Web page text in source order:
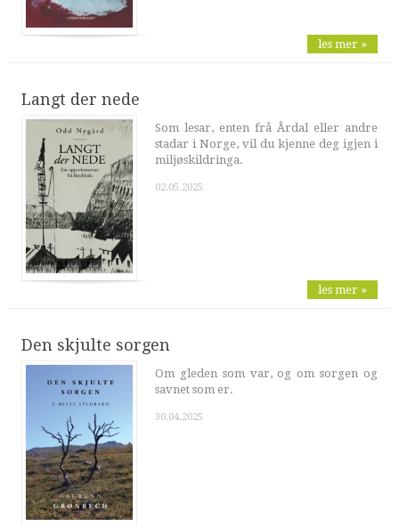
les mer »
Langt der nede
Som lesar, enten frå Årdal eller andre
stadar i Norge, vil du kjenne deg igjen i
miljøskildringa.
02.05.2025
les mer »
Den skjulte sorgen
Om gleden som var, og om sorgen og
savnet som er.
30.04.2025